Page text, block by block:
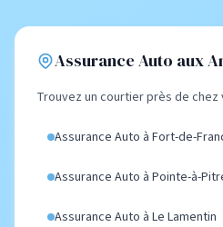
Assurance Auto aux
Trouvez un courtier près de chez
Assurance Auto à Fort-de-
Assurance Auto à Pointe-à-
Assurance Auto à Le Lamentin